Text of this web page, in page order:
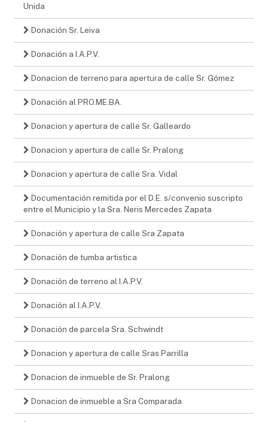
Unida
Donación Sr. Leiva
Donación a I.A.P.V.
Donacion de terreno para apertura de calle Sr. Gómez
Donación al PRO.ME.BA.
Donacion y apertura de calle Sr. Galleardo
Donacion y apertura de calle Sr. Pralong
Donacion y apertura de calle Sra. Vidal
Documentación remitida por el D.E. s/convenio suscripto
entre el Municipio y la Sra. Neris Mercedes Zapata
Donación y apertura de calle Sra Zapata
Donación de tumba artistica
Donación de terreno al I.A.P.V.
Donación al I.A.P.V.
Donación de parcela Sra. Schwindt
Donacion y apertura de calle Sras Parrilla
Donacion de inmueble de Sr. Pralong
Donacion de inmueble a Sra Comparada